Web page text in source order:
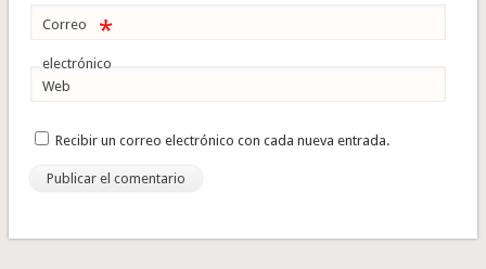
Correo
electrónico
*
Web
Recibir un correo electrónico con cada nueva entrada.